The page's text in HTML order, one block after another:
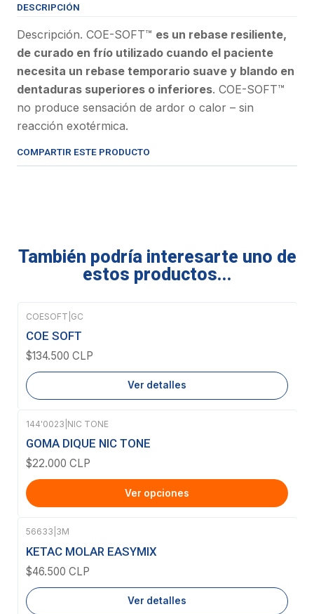
DESCRIPCIÓN
Descripción. COE-SOFT™ es un rebase resiliente,
de curado en frío utilizado cuando el paciente
necesita un rebase temporario suave y blando en
dentaduras superiores o inferiores. COE-SOFT™
no produce sensación de ardor o calor – sin
reacción exotérmica.
COMPARTIR ESTE PRODUCTO
También podría interesarte uno de
estos productos...
Agotado
COESOFT GC
COE SOFT
$134.500 CLP
Ver detalles
144'0023 NIC TONE
GOMA DIQUE NIC TONE
$22.000 CLP
Ver opciones
Agotado
56633 3M
KETAC MOLAR EASYMIX
$46.500 CLP
Ver detalles